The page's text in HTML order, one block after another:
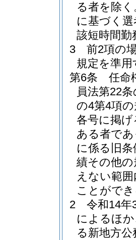
る者を除く
に基づく
該短時間
3
前2項の
規定を準用
第6条
任命
員法第22
の4第4項
各号に掲
ある者で
に係る旧
績その他
えない範
ことがで
2
令和14年
によるほ
る新地方